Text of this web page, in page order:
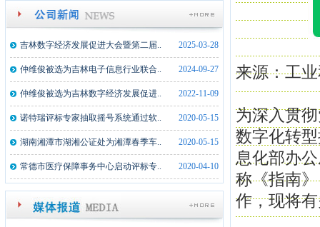
吉林数字经济发展促进大会暨第二届.. 2025-03-28
仲维俊被选为吉林电子信息行业联合.. 2024-09-27
仲维俊被选为吉林数字经济发展促进.. 2022-11-09
诺特瑞评标专家抽取摇号系统通过软.. 2020-05-15
湖南湘潭市湖湘公证处为湘潭春季车.. 2020-05-15
常德市医疗保障事务中心启动评标专.. 2020-04-10
来源：工
为深入贯
数字化转
息化部办
称《指南
作，现将